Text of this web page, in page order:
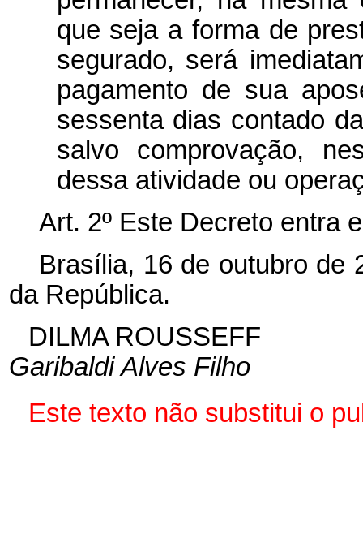
que seja a forma de
segurado, será
pagamento de sua
sessenta dias contado
salvo comprovação,
dessa atividade ou
Art. 2º Este Decreto entra
Brasília, 16 de outubro de
da República.
DILMA ROUSSEFF
Garibaldi Alves Filho
Este texto não substitui o